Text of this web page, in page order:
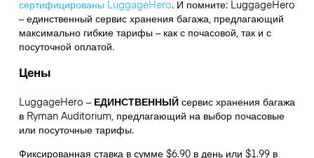
сертифицированы LuggageHero. И помните: LuggageHero
– единственный сервис хранения багажа, предлагающий
максимально гибкие тарифы – как с почасовой, так и с
посуточной оплатой.
Цены
LuggageHero – ЕДИНСТВЕННЫЙсервис хранения багажа
в Ryman Auditorium, предлагающий на выбор почасовые
или посуточные тарифы.
Фиксированная ставка в сумме $6.90 в день или $1.99 в